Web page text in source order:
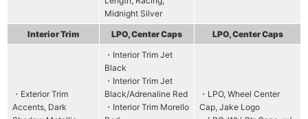
Midnight Silver
Interior Trim LPO, Center Caps LPO, Center Caps
・Exterior Trim
Accents, Dark
・Interior Trim Jet
Black
・Interior Trim Jet
Black/Adrenaline Red
・Interior Trim Morello
・LPO, Wheel Center
Cap, Jake Logo